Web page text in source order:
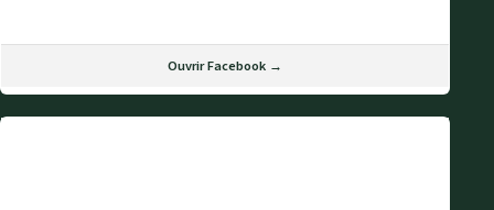
Ouvrir Facebook →